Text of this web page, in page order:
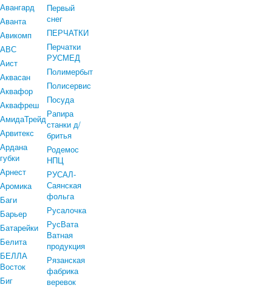
Авангард
Аванта
Авикомп
АВС
Аист
Аквасан
Аквафор
Аквафреш
АмидаТрейд
Арвитекс
Ардана
губки
Арнест
Аромика
Баги
Барьер
Батарейки
Белита
БЕЛЛА
Восток
Биг
Первый
снег
ПЕРЧАТКИ
Перчатки
РУСМЕД
Полимербыт
Полисервис
Посуда
Рапира
станки д/
бритья
Родемос
НПЦ
РУСАЛ-
Саянская
фольга
Русалочка
РусВата
Ватная
продукция
Рязанская
фабрика
веревок